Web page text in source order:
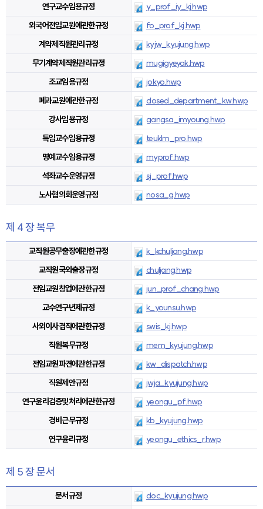
연구교수임용규정
y_prof_iy_kj.hwp
외국어전임교원에관한규정
fo_prof_kj.hwp
계약제직원관리규정
kyjw_kyujung.hwp
무기계약제직원관리규정
mugigyeyak.hwp
조교임용규정
jokyo.hwp
폐과교원에관한규정
closed_department_kw.hwp
강사임용규정
gangsa_imyoung.hwp
특임교수임용규정
teuklm_pro.hwp
명예교수임용규정
myprof.hwp
석좌교수운영규정
sj_prof.hwp
노사협의회운영규정
nosa_g.hwp
제 4 장 복무
교직원공무출장에관한규정
k_kchuljang.hwp
교직원국외출장규정
chuljang.hwp
전임교원창업에관한규정
jun_prof_chang.hwp
교수연구년제규정
k_younsu.hwp
사외이사겸직에관한규정
swis_kj.hwp
직원복무규정
mem_kyujung.hwp
전임교원파견에관한규정
kw_dispatch.hwp
직원제안규정
jwja_kyujung.hwp
연구윤리검증및처리에관한규정
yeongu_pf.hwp
경비근무규정
kb_kyujung.hwp
연구윤리규정
yeongu_ethics_r.hwp
제 5 장 문서
문서규정
doc_kyujung.hwp